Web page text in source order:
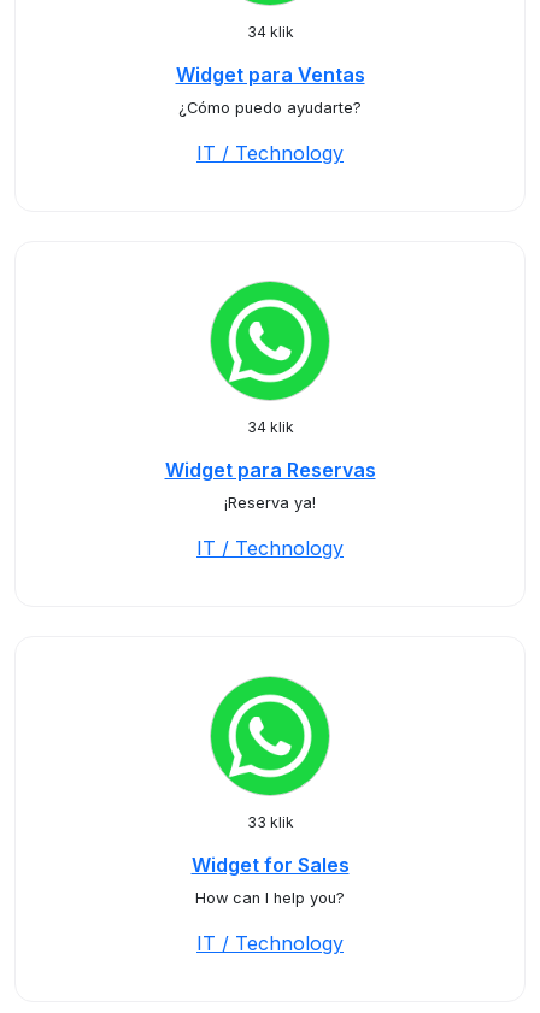
34 klik
Widget para Ventas
¿Cómo puedo ayudarte?
IT / Technology
34 klik
Widget para Reservas
¡Reserva ya!
IT / Technology
33 klik
Widget for Sales
How can I help you?
IT / Technology